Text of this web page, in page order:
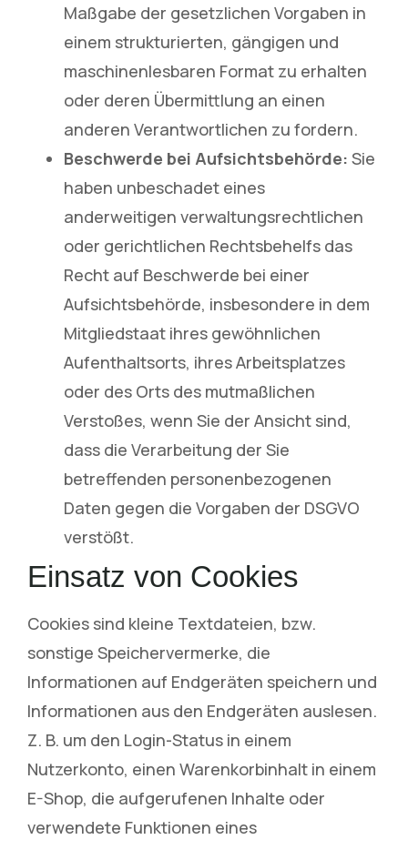
Maßgabe der gesetzlichen Vorgaben in
einem strukturierten, gängigen und
maschinenlesbaren Format zu erhalten
oder deren Übermittlung an einen
anderen Verantwortlichen zu fordern.
Beschwerde bei Aufsichtsbehörde: Sie
haben unbeschadet eines
anderweitigen verwaltungsrechtlichen
oder gerichtlichen Rechtsbehelfs das
Recht auf Beschwerde bei einer
Aufsichtsbehörde, insbesondere in dem
Mitgliedstaat ihres gewöhnlichen
Aufenthaltsorts, ihres Arbeitsplatzes
oder des Orts des mutmaßlichen
Verstoßes, wenn Sie der Ansicht sind,
dass die Verarbeitung der Sie
betreffenden personenbezogenen
Daten gegen die Vorgaben der DSGVO
verstößt.
Einsatz von Cookies
Cookies sind kleine Textdateien, bzw.
sonstige Speichervermerke, die
Informationen auf Endgeräten speichern und
Informationen aus den Endgeräten auslesen.
Z. B. um den Login-Status in einem
Nutzerkonto, einen Warenkorbinhalt in einem
E-Shop, die aufgerufenen Inhalte oder
verwendete Funktionen eines